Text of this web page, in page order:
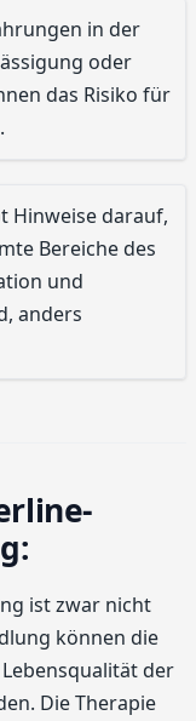
in der
oder
das Risiko für
Hinweise darauf,
Bereiche des
und
anders
ist zwar nicht
können die
der
Die Therapie